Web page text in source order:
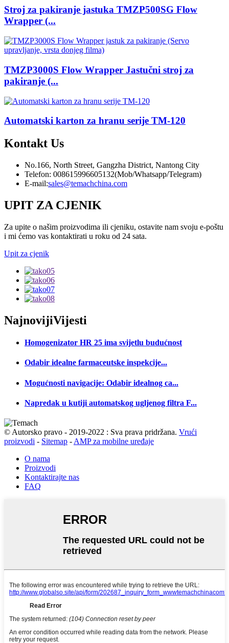
Stroj za pakiranje jastuka TMZP500SG Flow
Wrapper (...
TMZP3000S Flow Wrapper Jastučni stroj za
pakiranje (...
Automatski karton za hranu serije TM-120
Kontakt Us
No.166, North Street, Gangzha District, Nantong City
Telefon: 008615996605132(Mob/Whatsapp/Telegram)
E-mail:sales@temachchina.com
UPIT ZA CJENIK
Za upite o našim proizvodima ili cjeniku, ostavite nam svoju e-poštu
i mi ćemo vas kontaktirati u roku od 24 sata.
Upit za cjenik
NajnovijiVijesti
Homogenizator HR 25 ima svijetlu budućnost
Odabir idealne farmaceutske inspekcije...
Mogućnosti navigacije: Odabir idealnog ca...
Napredak u kutiji automatskog ugljenog filtra F...
© Autorsko pravo - 2019-2022 : Sva prava pridržana. Vrući
proizvodi - Sitemap - AMP za mobilne uređaje
O nama
Proizvodi
Kontaktirajte nas
FAQ